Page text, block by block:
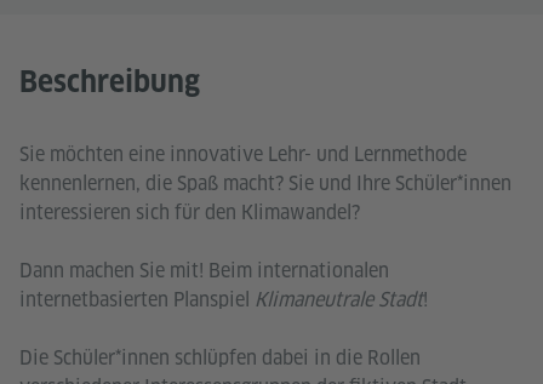
Beschreibung
Sie möchten eine innovative Lehr- und Lernmethode
kennenlernen, die Spaß macht? Sie und Ihre Schüler*innen
interessieren sich für den Klimawandel?
Dann machen Sie mit! Beim internationalen
internetbasierten Planspiel Klimaneutrale Stadt!
Die Schüler*innen schlüpfen dabei in die Rollen